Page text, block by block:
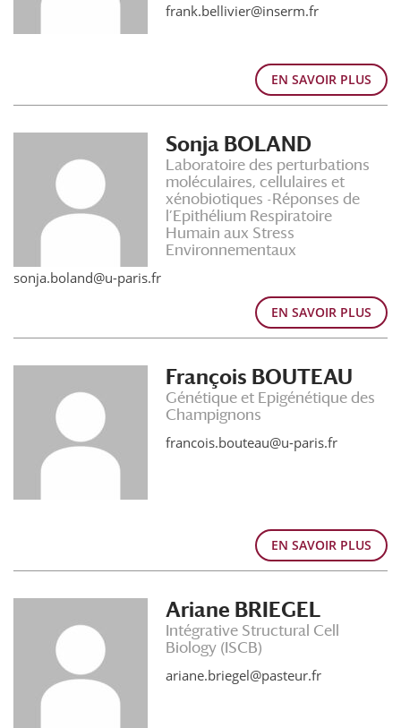
frank.bellivier@inserm.fr
EN SAVOIR PLUS
Sonja BOLAND
Laboratoire des perturbations
moléculaires, cellulaires et
xénobiotiques -Réponses de
l’Epithélium Respiratoire
Humain aux Stress
Environnementaux
sonja.boland@u-paris.fr
EN SAVOIR PLUS
François BOUTEAU
Génétique et Epigénétique des
Champignons
francois.bouteau@u-paris.fr
EN SAVOIR PLUS
Ariane BRIEGEL
Intégrative Structural Cell
Biology (ISCB)
ariane.briegel@pasteur.fr